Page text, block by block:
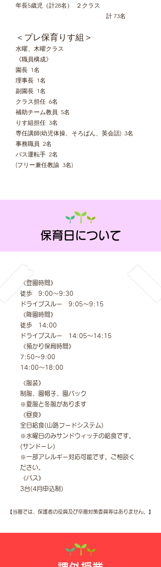
年長5歳児（計28名） ２クラス
計 73名
＜プレ保育りす組 ​＞
水曜、木曜クラス
《職員構成》
園長 1名
理事長 1名
副園長 1名
クラス担任 6名
補助チーム教員 5名
りす組担任 3名
専任講師(幼児体操、そろばん、英会話) 3名
事務職員 2名
バス運転手 2名
(フリー兼任教諭 3名)
保育日について
《登園時間》
徒歩 9:00〜9:30
ドライブスルー 9:05〜9:15
《降園時間》
徒歩 14:00
ドライブスルー 14:05〜14:15
《預かり保育時間》
7:50〜9:00
14:00〜18:00
《服装》
制服、園帽子、園バック
※夏服と冬服があります
《昼食》
全日給食(山路フードシステム)
※水曜日のみサンドウィッチの給食です。
(サンドーレ)
※一部アレルギー対応可能です。ご相談く
ださい。
《バス》
3台(4月申込制)
【当園では、保護者の役員及び卒園対策委員等はありません。】